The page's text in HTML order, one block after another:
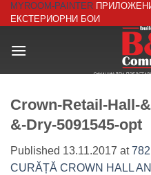
Skip
to
MYROOM-PAINTER
ЕКСТЕРИОРНИ БОИ
Crown-Retail-Hall-
&-Dry-5091545-opt
Published 13.11.2017 at
CURĂȚĂ CROWN HALL